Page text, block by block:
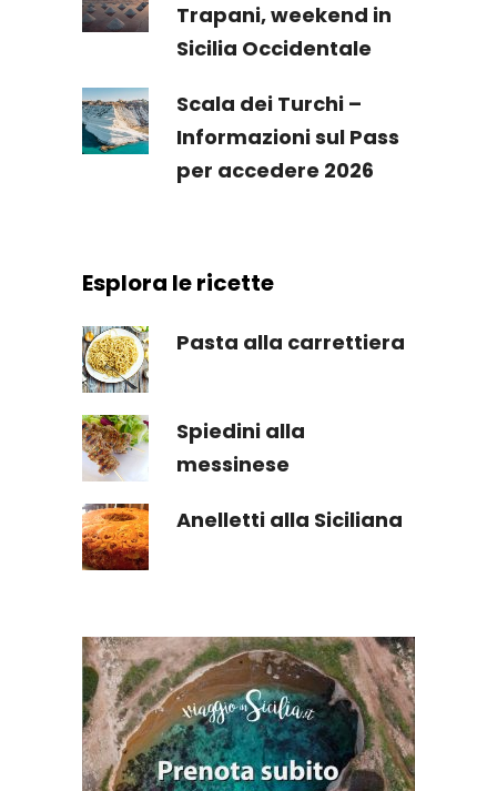
Trapani, weekend in
Sicilia Occidentale
Scala dei Turchi –
Informazioni sul Pass
per accedere 2026
Esplora le ricette
Pasta alla carrettiera
Spiedini alla
messinese
Anelletti alla Siciliana